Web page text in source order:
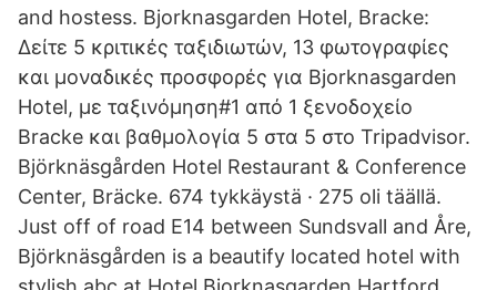
and hostess. Bjorknasgarden Hotel, Bracke:
Δείτε 5 κριτικές ταξιδιωτών, 13 φωτογραφίες
και μοναδικές προσφορές για Bjorknasgarden
Hotel, με ταξινόμηση#1 από 1 ξενοδοχείο
Bracke και βαθμολογία 5 στα 5 στο Tripadvisor.
Björknäsgården Hotel Restaurant & Conference
Center, Bräcke. 674 tykkäystä · 275 oli täällä.
Just off of road E14 between Sundsvall and Åre,
Björknäsgården is a beautify located hotel with